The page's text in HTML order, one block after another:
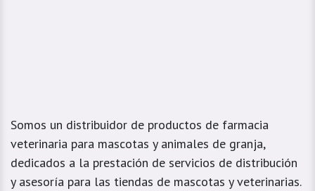
Somos un distribuidor de productos de farmacia
veterinaria para mascotas y animales de granja,
dedicados a la prestación de servicios de distribución
y asesoría para las tiendas de mascotas y veterinarias.